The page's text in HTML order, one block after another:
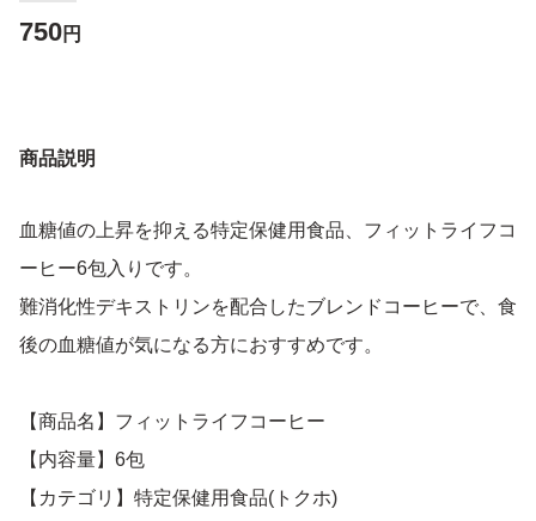
750円
商品説明
血糖値の上昇を抑える特定保健用食品、フィットライフコ
ーヒー6包入りです。
難消化性デキストリンを配合したブレンドコーヒーで、食
後の血糖値が気になる方におすすめです。
【商品名】フィットライフコーヒー
【内容量】6包
【カテゴリ】特定保健用食品(トクホ)